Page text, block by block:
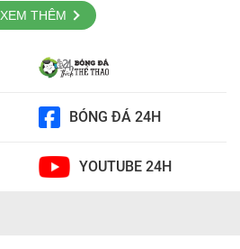
XEM THÊM
BÓNG ĐÁ 24H
YOUTUBE 24H